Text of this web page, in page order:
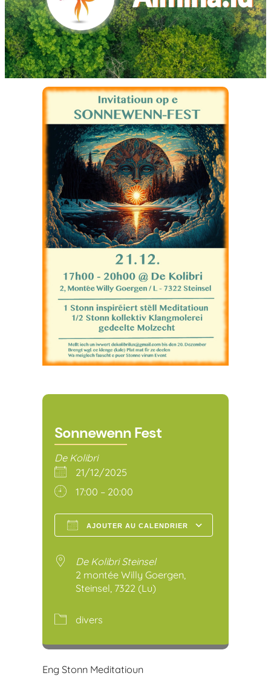
Sonnewenn Fest
De Kolibri
21/12/2025
17:00 – 20:00
AJOUTER AU CALENDRIER
De Kolibri Steinsel
2 montée Willy Goergen,
Steinsel, 7322 (Lu)
divers
Eng Stonn Meditatioun